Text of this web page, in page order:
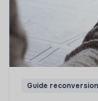
Guide reconversion